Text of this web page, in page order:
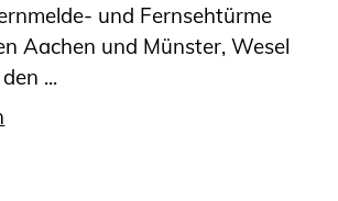
und Fernsehtürme
Aachen und Münster, Wesel
...